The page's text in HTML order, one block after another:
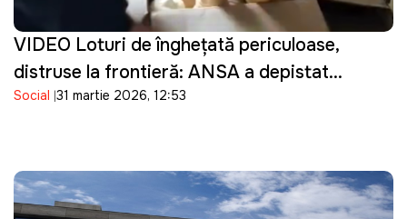
VIDEO Loturi de înghețată periculoase,
distruse la frontieră: ANSA a depistat
bacterii în produsele importate
Social 31 martie 2026, 12:53